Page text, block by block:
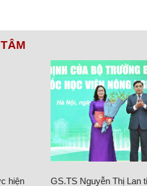
hiện GS.TS Nguyễn Thị Lan